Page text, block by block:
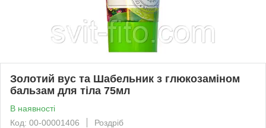
Золотий вус та Шабельник з глюкозаміном
бальзам для тіла 75мл
В наявності
Код: 00-00001406
Роздріб